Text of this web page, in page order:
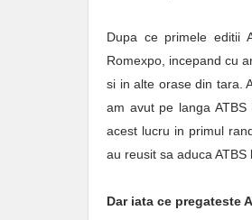
Dupa ce primele editii
Romexpo, incepand cu
si in alte orase din tara.
am avut pe langa
acest lucru in primul
au reusit sa aduca ATBS
Dar iata ce pregateste